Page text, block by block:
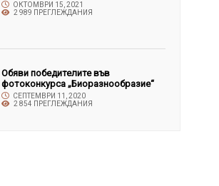
ОКТОМВРИ 15, 2021
2 989 ПРЕГЛЕЖДАНИЯ
Обяви победителите във
фотоконкурса „Биоразнообразие“
СЕПТЕМВРИ 11, 2020
2 854 ПРЕГЛЕЖДАНИЯ